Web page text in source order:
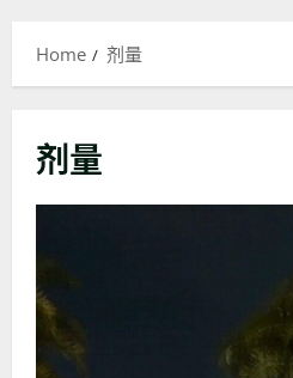
Home 剂量
剂量